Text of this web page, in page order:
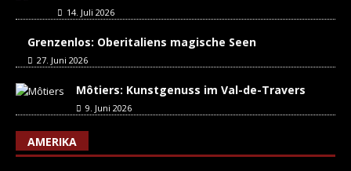
14. Juli 2026
Grenzenlos: Oberitaliens magische Seen
27. Juni 2026
Môtiers: Kunstgenuss im Val-de-Travers
9. Juni 2026
AMERIKA